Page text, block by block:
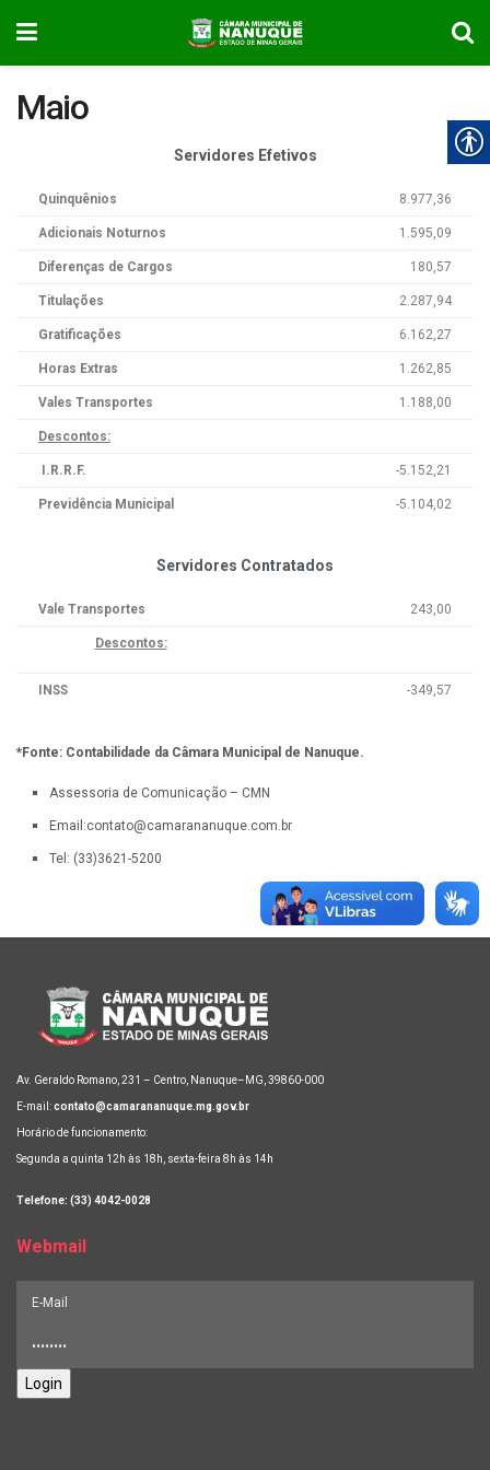
Maio
Servidores Efetivos
Quinquênios 8.977,36
Adicionais Noturnos 1.595,09
Diferenças de Cargos 180,57
Titulações 2.287,94
Gratificações 6.162,27
Horas Extras 1.262,85
Vales Transportes 1.188,00
Descontos:
I.R.R.F. -5.152,21
Previdência Municipal -5.104,02
Servidores Contratados
Vale Transportes 243,00
Descontos:
INSS -349,57
*Fonte: Contabilidade da Câmara Municipal de Nanuque.
Assessoria de Comunicação – CMN
Email:contato@camarananuque.com.br
Tel: (33)3621-5200
Av. Geraldo Romano, 231 – Centro, Nanuque–MG, 39860-000
E-mail:contato@camarananuque.mg.gov.br
Horário de funcionamento:
Segunda a quinta 12h às 18h, sexta-feira 8h às 14h
Telefone: (33) 4042-0028
Webmail
Login